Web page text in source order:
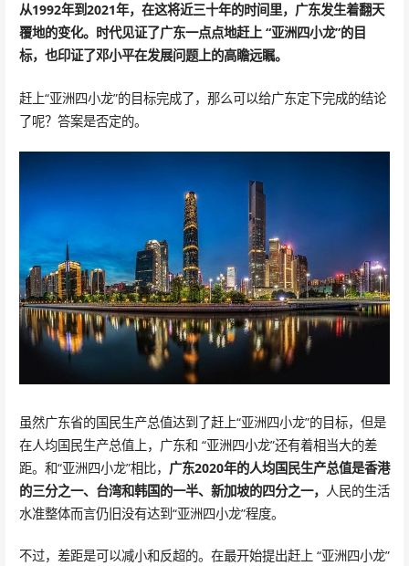
从1992年到2021年，在这将近三十年的时间里，广东发生着翻天
覆地的变化。时代见证了广东一点点地赶上 “亚洲四小龙”的目
标，也印证了邓小平在发展问题上的高瞻远瞩。
赶上“亚洲四小龙”的目标完成了，那么可以给广东定下完成的结论
了呢？答案是否定的。
虽然广东省的国民生产总值达到了赶上“亚洲四小龙”的目标，但是
在人均国民生产总值上，广东和 “亚洲四小龙”还有着相当大的差
距。和“亚洲四小龙”相比， 广东2020年的人均国民生产总值是香港
的三分之一、台湾和韩国的一半、新加坡的四分之一， 人民的生活
水准整体而言仍旧没有达到“亚洲四小龙”程度。
不过，差距是可以减小和反超的。在最开始提出赶上 “亚洲四小龙”